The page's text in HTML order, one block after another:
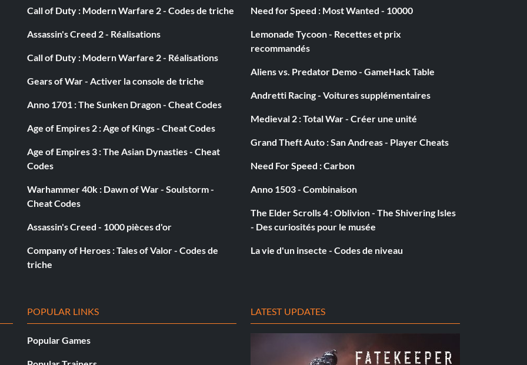
seuls Claire et Chris Redfield sont jouables.
le fusil de précision d'Alfred avant de passer à
la à fond. Marchez d'abord vers la gauche de la
s'éloigne de vous. Quand elle est juste devant
lorsque vous fuyez Steve. Chaque fois qu'il vous
Mais vous devez toujours continuer à courir, ne lui
lorsque vous en trouverez d'autres, elles seront
Call of Duty : Modern Warfare 2 - Codes de triche
Assassin's Creed 2 - Réalisations
Call of Duty : Modern Warfare 2 - Réalisations
Gears of War - Activer la console de triche
Anno 1701 : The Sunken Dragon - Cheat Codes
Age of Empires 2 : Age of Kings - Cheat Codes
Age of Empires 3 : The Asian Dynasties - Cheat
Codes
Warhammer 40k : Dawn of War - Soulstorm -
Cheat Codes
Assassin's Creed - 1000 pièces d'or
Company of Heroes : Tales of Valor - Codes de
triche
Need for Speed : Most Wanted - 10000
Lemonade Tycoon - Recettes et prix
recommandés
Aliens vs. Predator Demo - GameHack Table
Andretti Racing - Voitures supplémentaires
Medieval 2 : Total War - Créer une unité
Grand Theft Auto : San Andreas - Player Cheats
Need For Speed : Carbon
Anno 1503 - Combinaison
The Elder Scrolls 4 : Oblivion - The Shivering Isles
- Des curiosités pour le musée
La vie d'un insecte - Codes de niveau
POPULAR LINKS
Popular Games
LATEST UPDATES